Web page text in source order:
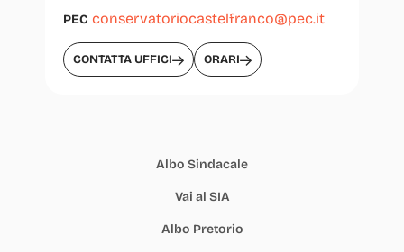
PEC conservatoriocastelfranco@pec.it
CONTATTA UFFICI ORARI
Albo Sindacale
Vai al SIA
Albo Pretorio